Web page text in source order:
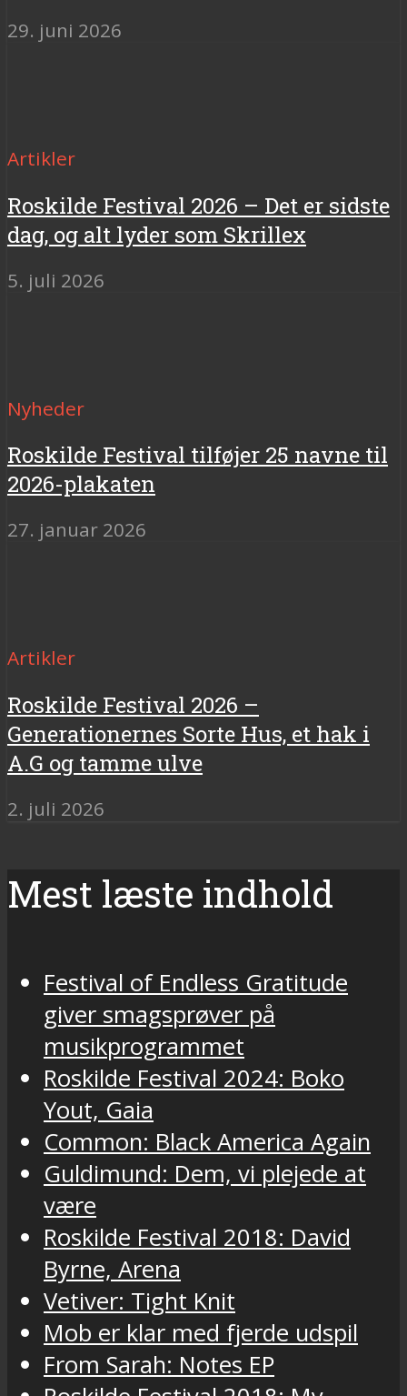
29. juni 2026
Artikler
Roskilde Festival 2026 – Det er sidste
dag, og alt lyder som Skrillex
5. juli 2026
Nyheder
Roskilde Festival tilføjer 25 navne til
2026-plakaten
27. januar 2026
Artikler
Roskilde Festival 2026 –
Generationernes Sorte Hus, et hak i
A.G og tamme ulve
2. juli 2026
Mest læste indhold
Festival of Endless Gratitude
giver smagsprøver på
musikprogrammet
Roskilde Festival 2024: Boko
Yout, Gaia
Common: Black America Again
Guldimund: Dem, vi plejede at
være
Roskilde Festival 2018: David
Byrne, Arena
Vetiver: Tight Knit
Mob er klar med fjerde udspil
From Sarah: Notes EP